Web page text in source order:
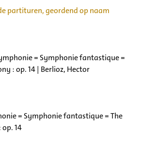
partituren, geordend op naam
= Symphonie fantastique =
: op. 14 | Berlioz, Hector
= Symphonie fantastique = The
14